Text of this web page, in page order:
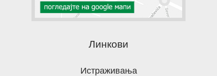
Линкови
Истраживања